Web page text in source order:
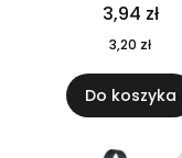
3,94 zł
3,20 zł
Do koszyka